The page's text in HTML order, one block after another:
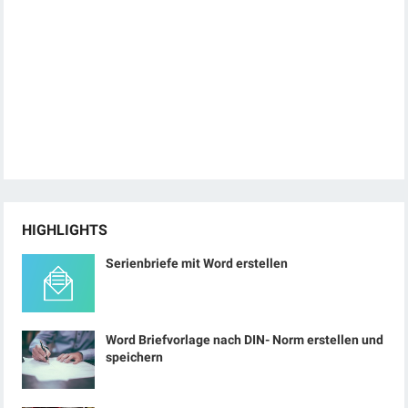
HIGHLIGHTS
Serienbriefe mit Word erstellen
Word Briefvorlage nach DIN- Norm erstellen und
speichern